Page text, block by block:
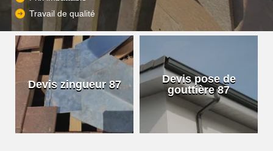
Travail de qualité
Devis zingueur 87
Devis pose de
gouttière 87